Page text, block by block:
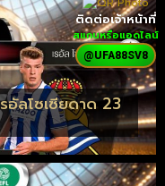
อัลโซเซียดาด 23
ติดต่อเจ้าหน้าที่
สแกนหรือแอดไลน์
@UFA88SV8